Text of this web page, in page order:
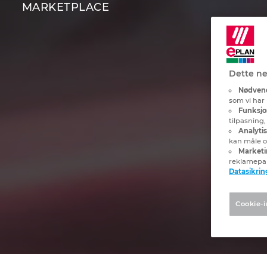
MARKETPLACE
Dette
som vi
tilpasning,
kan måle